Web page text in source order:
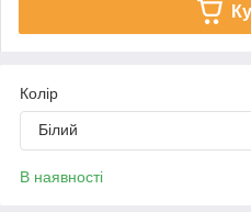
Колір
Білий
В наявності